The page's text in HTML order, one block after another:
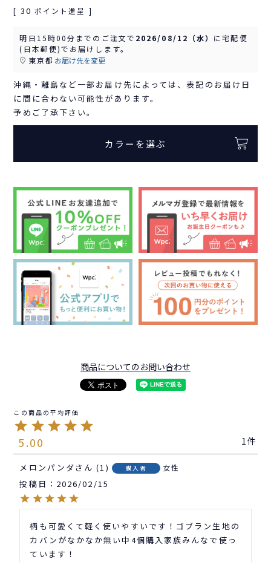
[ 30 ポイント進呈 ]
明日 15時00分 までのご注文で 2026/08/12（水） に宅配便
(日本郵便)でお届けします。
東京都 お届け先を変更
沖縄・離島など一部お届け先によっては、表記のお届け日
に間に合わない可能性があります。
予めご了承下さい。
カラーを選ぶ
商品についてのお問い合わせ
5.00 1
メロンパンダ 1 購入者 女性
投稿日 2026/02/15
柄も可愛くて軽く使いやすいです！ゴブラン生地の
カバンがなかなか無い中4個購入家族みんなで使っ
ています！